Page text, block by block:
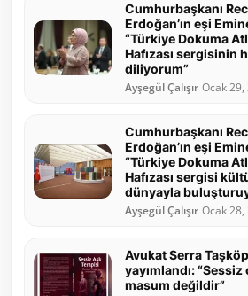
Cumhurbaşkanı
Erdoğan’ın eşi
“Türkiye Dokuma
Hafızası sergisinin
diliyorum”
Ayşegül Çalışır Ocak 29,
Cumhurbaşkanı
Erdoğan’ın eşi
“Türkiye Dokuma
Hafızası sergisi
dünyayla
Ayşegül Çalışır Ocak 28,
Avukat Serra
yayımlandı:
masum değildir”